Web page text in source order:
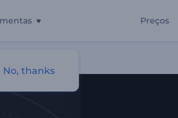
Preços
No, thanks